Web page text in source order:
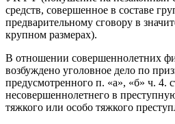
средств, совершенное в составе
предварительному сговору в
крупном размерах).
В отношении совершеннолетних
возбуждено уголовное дело по
предусмотренного п. «а», «б» ч. 4.
несовершеннолетнего в
тяжкого или особо тяжкого